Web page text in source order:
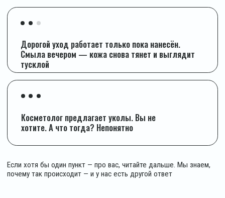
2
Я провела 4 года, разбирая составы
косметики самых разных брендов и ценовых
категорий. Дорогой масс-маркет, аптечная
косметика, органические бренды, люкс.
И вот что я выяснила:
Матриксил в концентрации 0,01% — это просто слово
на упаковке. Клинически значимые концентрации стоят дорого.
Большинство брендов экономят на формуле — и тратят деньги
на упаковку и рекламу
Молекулы не проникают